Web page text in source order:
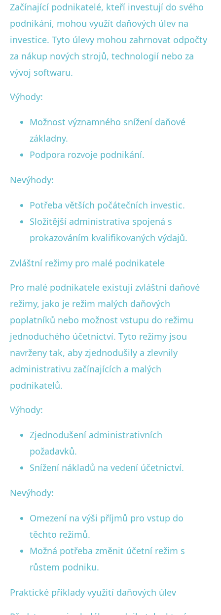
Začínající podnikatelé, kteří investují do svého
podnikání, mohou využít daňových úlev na
investice. Tyto úlevy mohou zahrnovat odpočty
za nákup nových strojů, technologií nebo za
vývoj softwaru.
Výhody:
Možnost významného snížení daňové
základny.
Podpora rozvoje podnikání.
Nevýhody:
Potřeba větších počátečních investic.
Složitější administrativa spojená s
prokazováním kvalifikovaných výdajů.
Zvláštní režimy pro malé podnikatele
Pro malé podnikatele existují zvláštní daňové
režimy, jako je režim malých daňových
poplatníků nebo možnost vstupu do režimu
jednoduchého účetnictví. Tyto režimy jsou
navrženy tak, aby zjednodušily a zlevnily
administrativu začínajících a malých
podnikatelů.
Výhody:
Zjednodušení administrativních
požadavků.
Snížení nákladů na vedení účetnictví.
Nevýhody:
Omezení na výši příjmů pro vstup do
těchto režimů.
Možná potřeba změnit účetní režim s
růstem podniku.
Praktické příklady využití daňových úlev